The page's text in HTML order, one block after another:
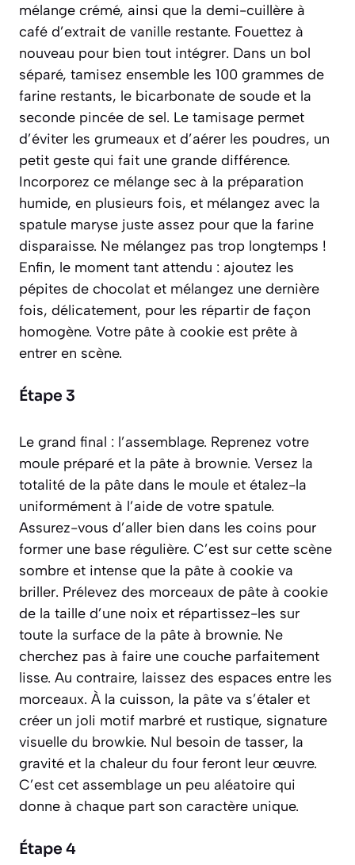
mélange crémé, ainsi que la demi-cuillère à
café d’extrait de vanille restante. Fouettez à
nouveau pour bien tout intégrer. Dans un bol
séparé, tamisez ensemble les 100 grammes de
farine restants, le bicarbonate de soude et la
seconde pincée de sel. Le tamisage permet
d’éviter les grumeaux et d’aérer les poudres, un
petit geste qui fait une grande différence.
Incorporez ce mélange sec à la préparation
humide, en plusieurs fois, et mélangez avec la
spatule maryse juste assez pour que la farine
disparaisse. Ne mélangez pas trop longtemps !
Enfin, le moment tant attendu : ajoutez les
pépites de chocolat et mélangez une dernière
fois, délicatement, pour les répartir de façon
homogène. Votre pâte à cookie est prête à
entrer en scène.
Étape 3
Le grand final : l’assemblage. Reprenez votre
moule préparé et la pâte à brownie. Versez la
totalité de la pâte dans le moule et étalez-la
uniformément à l’aide de votre spatule.
Assurez-vous d’aller bien dans les coins pour
former une base régulière. C’est sur cette scène
sombre et intense que la pâte à cookie va
briller. Prélevez des morceaux de pâte à cookie
de la taille d’une noix et répartissez-les sur
toute la surface de la pâte à brownie. Ne
cherchez pas à faire une couche parfaitement
lisse. Au contraire, laissez des espaces entre les
morceaux. À la cuisson, la pâte va s’étaler et
créer un joli motif marbré et rustique, signature
visuelle du browkie. Nul besoin de tasser, la
gravité et la chaleur du four feront leur œuvre.
C’est cet assemblage un peu aléatoire qui
donne à chaque part son caractère unique.
Étape 4